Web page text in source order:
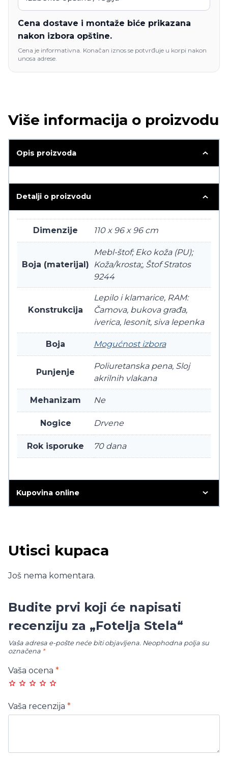
Cena dostave i montaže biće prikazana
nakon izbora opštine.
Cena je informativna. Konačan iznos se potvrđuje u korpi nakon
unosa adrese.
Više informacija o proizvodu
Opis proizvoda
Detalji o proizvodu
Dimenzije 110 x 96 x 96 cm
Boja (materijal)
Mebl-štof; Eko koža (PU);
Koža/krosta;, Štof Stratos
9244
Konstrukcija
Lepilo i klamarice, RAM:
Čamova, bukova građa,
iverica, lesonit, siva lepenka
Boja Mogućnost izbora
Punjenje
Poliuretanska pena, Sloj
akrilnih vlakana
Mehanizam Ne
Nogice Drvene
Rok isporuke 70 dana
Kupovina online
Utisci kupaca
Još nema komentara.
Budite prvi koji će napisati
recenziju za „Fotelja Stela“
Vaša adresa e-pošte neće biti objavljena. Neophodna polja su
označena *
Vaša ocena *
Vaša recenzija *